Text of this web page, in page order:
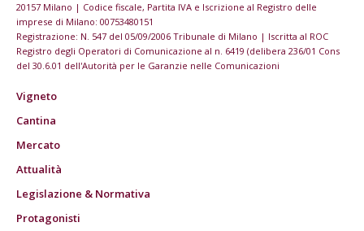
20157 Milano | Codice fiscale, Partita IVA e Iscrizione al Registro delle
imprese di Milano: 00753480151
Registrazione: N. 547 del 05/09/2006 Tribunale di Milano | Iscritta al ROC
Registro degli Operatori di Comunicazione al n. 6419 (delibera 236/01 Cons
del 30.6.01 dell'Autorità per le Garanzie nelle Comunicazioni
Vigneto
Cantina
Mercato
Attualità
Legislazione & Normativa
Protagonisti